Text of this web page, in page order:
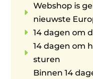
E
Webshop is
nieuwste
E 14 dagen om
E
14 dagen om
sturen
Binnen 14